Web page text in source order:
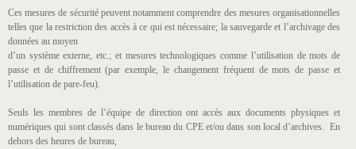
Ces mesures de sécurité peuvent notamment comprendre des mesures organisationnelles
telles que la restriction des accès à ce qui est nécessaire; la sauvegarde et l’archivage des
données au moyen
d’un système externe, etc.; et mesures technologiques comme l’utilisation de mots de
passe et de chiffrement (par exemple, le changement fréquent de mots de passe et
l’utilisation de pare-feu).
Seuls les membres de l’équipe de direction ont accès aux documents physiques et
numériques qui sont classés dans le bureau du CPE et/ou dans son local d’archives. En
dehors des heures de bureau,